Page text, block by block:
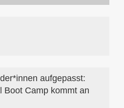
aufgepasst:
Boot Camp kommt an